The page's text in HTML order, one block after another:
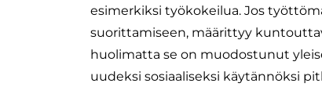
esimerkiksi työkokeilua. Jos
suorittamiseen, määrittyy
huolimatta se on muodostunut
uudeksi sosiaaliseksi käytännöksi